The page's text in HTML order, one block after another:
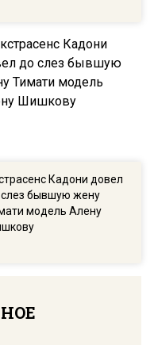
Кадони довел
бывшую жену
модель Алену